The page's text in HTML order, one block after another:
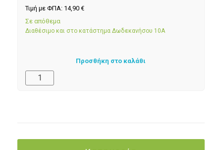
Τιμή με ΦΠΑ: 14,90 €
Σε απόθεμα
Διαθέσιμο και στο κατάστημα Δωδεκανήσου 10Α
Προσθήκη στο καλάθι